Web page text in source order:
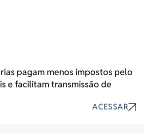
pagam menos impostos pelo
e facilitam transmissão de
ACESSAR